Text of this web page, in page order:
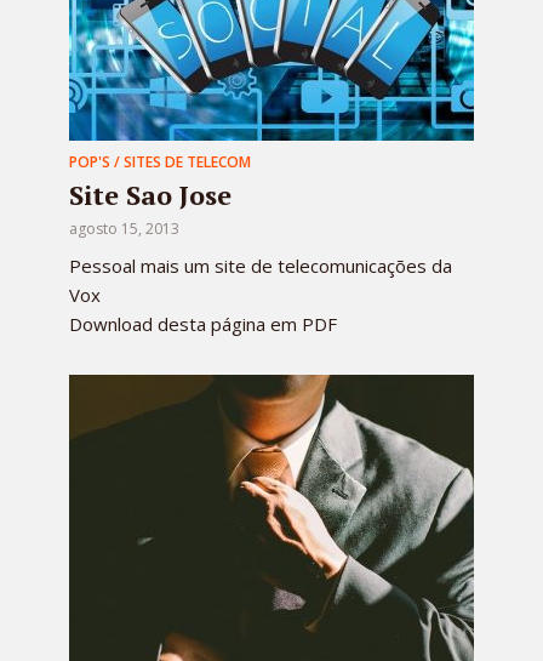
POP'S / SITES DE TELECOM
Site Sao Jose
agosto 15, 2013
Pessoal mais um site de telecomunicações da
Vox
Download desta página em PDF